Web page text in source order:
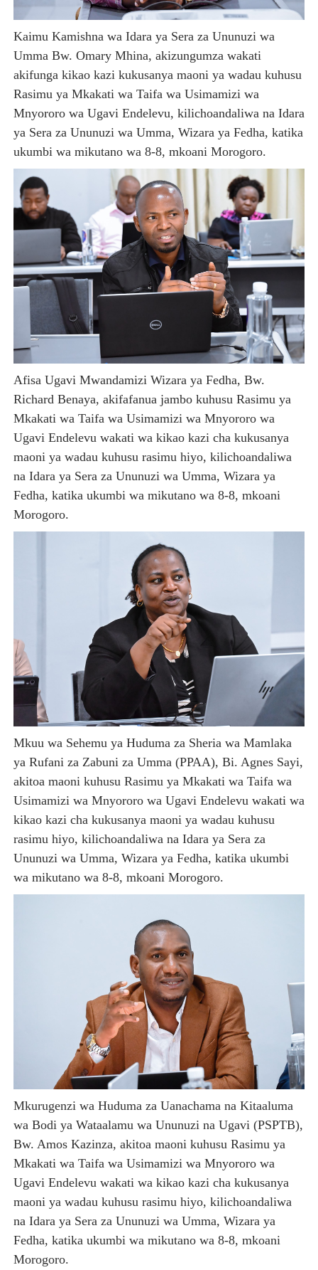
HABARI ZILIZOPEWA UZITO WA JUU KATIKA
PINDA APONGEZA TVLA KWA KUJENGA UWEZO WA
MFUMO WA M+2 WAIMARISHA UHAKIKA WA MAFUTA
PINDA AIPONGEZA MATI TECHNOLOGIES KWA
DKT. SIMBEYE ASISITIZA UMOJA WA VYUO VYA
Kaimu Kamishna wa Idara ya Sera za Ununuzi wa
Umma Bw. Omary Mhina, akizungumza wakati
akifunga kikao kazi kukusanya maoni ya wadau kuhusu
Rasimu ya Mkakati wa Taifa wa Usimamizi wa
Mnyororo wa Ugavi Endelevu, kilichoandaliwa na Idara
ya Sera za Ununuzi wa Umma, Wizara ya Fedha, katika
ukumbi wa mikutano wa 8-8, mkoani Morogoro.
Afisa Ugavi Mwandamizi Wizara ya Fedha, Bw.
Richard Benaya, akifafanua jambo kuhusu Rasimu ya
Mkakati wa Taifa wa Usimamizi wa Mnyororo wa
Ugavi Endelevu wakati wa kikao kazi cha kukusanya
maoni ya wadau kuhusu rasimu hiyo, kilichoandaliwa
na Idara ya Sera za Ununuzi wa Umma, Wizara ya
Fedha, katika ukumbi wa mikutano wa 8-8, mkoani
Morogoro.
Mkuu wa Sehemu ya Huduma za Sheria wa Mamlaka
ya Rufani za Zabuni za Umma (PPAA), Bi. Agnes Sayi,
akitoa maoni kuhusu Rasimu ya Mkakati wa Taifa wa
Usimamizi wa Mnyororo wa Ugavi Endelevu wakati wa
kikao kazi cha kukusanya maoni ya wadau kuhusu
rasimu hiyo, kilichoandaliwa na Idara ya Sera za
Ununuzi wa Umma, Wizara ya Fedha, katika ukumbi
wa mikutano wa 8-8, mkoani Morogoro.
Mkurugenzi wa Huduma za Uanachama na Kitaaluma
wa Bodi ya Wataalamu wa Ununuzi na Ugavi (PSPTB),
Bw. Amos Kazinza, akitoa maoni kuhusu Rasimu ya
Mkakati wa Taifa wa Usimamizi wa Mnyororo wa
Ugavi Endelevu wakati wa kikao kazi cha kukusanya
maoni ya wadau kuhusu rasimu hiyo, kilichoandaliwa
na Idara ya Sera za Ununuzi wa Umma, Wizara ya
Fedha, katika ukumbi wa mikutano wa 8-8, mkoani
Morogoro.